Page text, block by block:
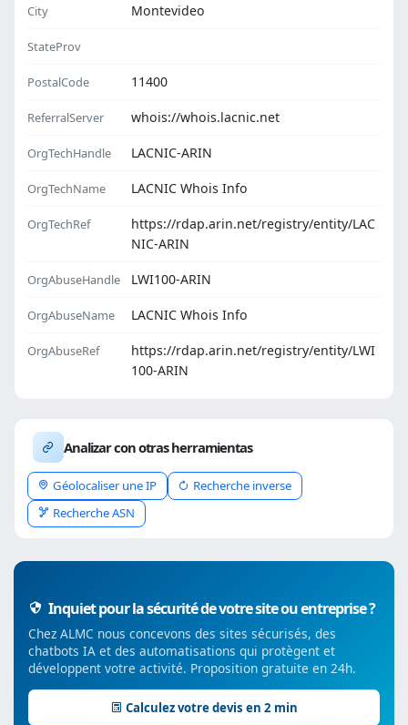
City Montevideo
StateProv
PostalCode 11400
ReferralServer whois://whois.lacnic.net
OrgTechHandle LACNIC-ARIN
OrgTechName LACNIC Whois Info
OrgTechRef
https://rdap.arin.net/registry/entity/LAC
NIC-ARIN
OrgAbuseHandle LWI100-ARIN
OrgAbuseName LACNIC Whois Info
OrgAbuseRef
https://rdap.arin.net/registry/entity/LWI
100-ARIN
Analizar con otras herramientas
Géolocaliser une IP
Recherche inverse
Recherche ASN
Inquiet pour la sécurité de votre site ou entreprise ?
Chez ALMC nous concevons des sites sécurisés, des
chatbots IA et des automatisations qui protègent et
développent votre activité. Proposition gratuite en 24h.
Calculez votre devis en 2 min